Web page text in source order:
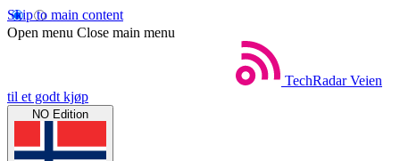
Skip to main content
Open menu Close main menu
TechRadar Veien
til et godt kjøp
NO Edition